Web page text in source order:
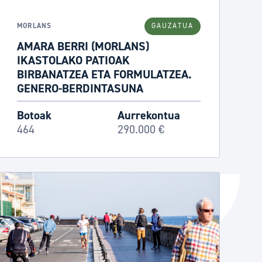
Izapideen katalogoa
Tramitaziorako laguntza
MORLANS GAUZATUA
AMARA BERRI (MORLANS)
IKASTOLAKO PATIOAK
BIRBANATZEA ETA FORMULATZEA.
GENERO-BERDINTASUNA
Botoak
464
Aurrekontua
290.000 €